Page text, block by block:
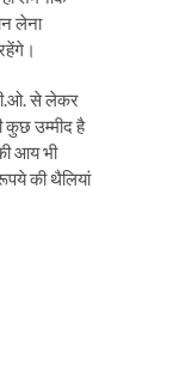
लेना
से लेकर
कुछ उम्मीद है
आय भी
की थैलियां